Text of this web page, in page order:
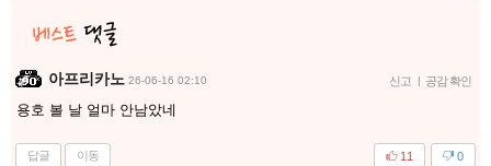
아프리카노 26-06-16 02:10 신고 | 공감 확인
용호 볼 날 얼마 안남았네
답글 이동 0
11